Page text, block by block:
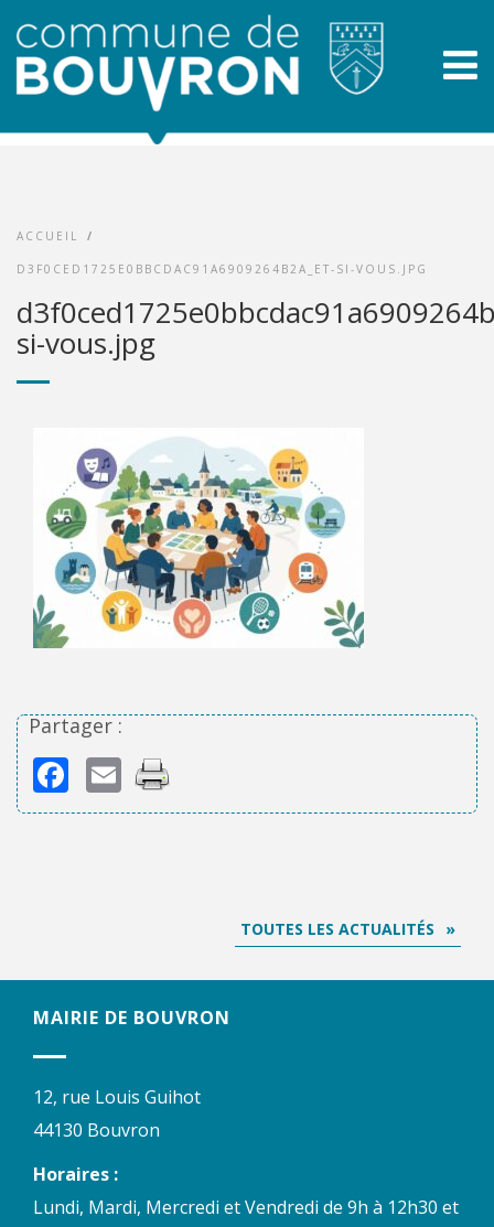
ACCUEIL /
D3F0CED1725E0BBCDAC91A6909264B2A_ET-SI-VOUS.JPG
si-vous.jpg
Partager :
Facebook
Email
TOUTES LES ACTUALITÉS
MAIRIE DE BOUVRON
12, rue Louis Guihot
44130 Bouvron
Horaires :
Lundi, Mardi, Mercredi et Vendredi de 9h à 12h30 et